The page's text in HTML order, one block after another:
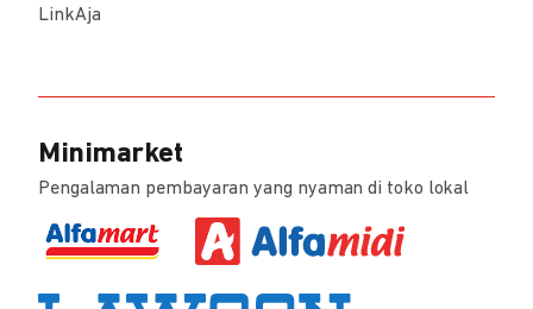
LinkAja
Minimarket
Pengalaman pembayaran yang nyaman di toko lokal